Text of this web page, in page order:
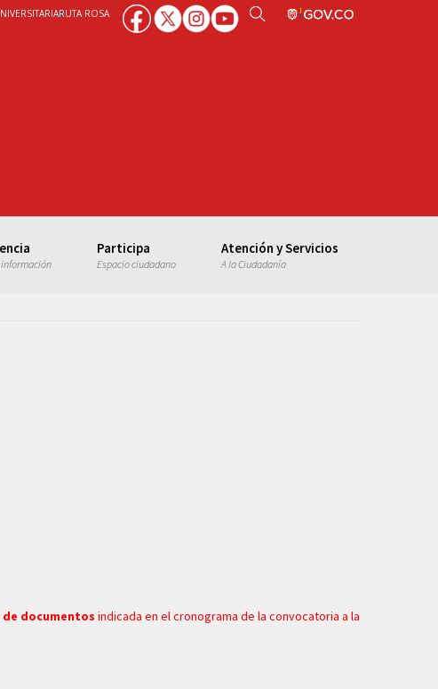
RUTA ROSA
información
Participa
Espacio ciudadano
Atención y Servicios
A la Ciudadanía
documentos indicada en el cronograma de la convocatoria a la